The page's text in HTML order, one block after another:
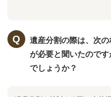
遺産分割の際は、次
が必要と聞いたので
でしょうか？